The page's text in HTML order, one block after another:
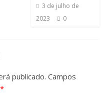
3 de julho de
2023
0
publicado. Campos
*